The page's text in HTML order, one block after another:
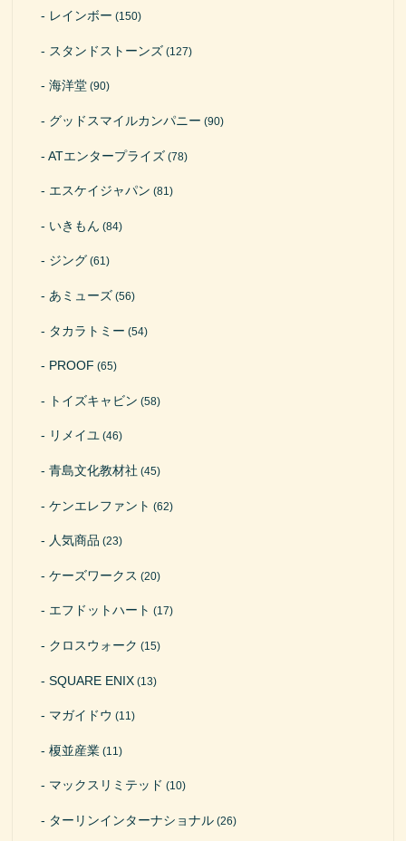
レインボー (150)
スタンドストーンズ (127)
海洋堂 (90)
グッドスマイルカンパニー (90)
ATエンタープライズ (78)
エスケイジャパン (81)
いきもん (84)
ジング (61)
あミューズ (56)
タカラトミー (54)
PROOF (65)
トイズキャビン (58)
リメイユ (46)
青島文化教材社 (45)
ケンエレファント (62)
人気商品 (23)
ケーズワークス (20)
エフドットハート (17)
クロスウォーク (15)
SQUARE ENIX (13)
マガイドウ (11)
榎並産業 (11)
マックスリミテッド (10)
ターリンインターナショナル (26)